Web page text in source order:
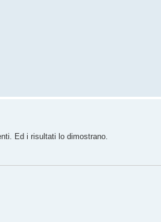
Ed i risultati lo dimostrano.